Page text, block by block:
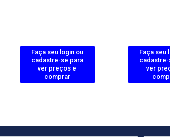
Faça seu login ou
cadastre-se para
ver preços e
comprar
Faça seu
ver